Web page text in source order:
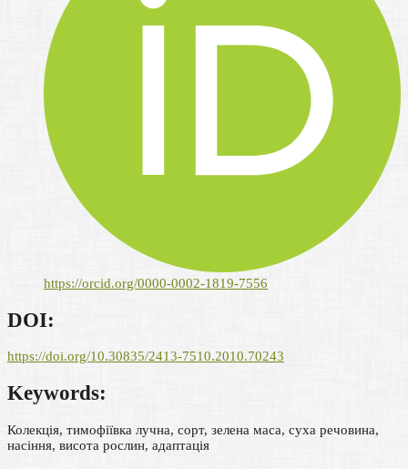
https://orcid.org/0000-0002-1819-7556
DOI:
https://doi.org/10.30835/2413-7510.2010.70243
Keywords:
Колекція, тимофіївка лучна, сорт, зелена маса, суха речовина,
насіння, висота рослин, адаптація